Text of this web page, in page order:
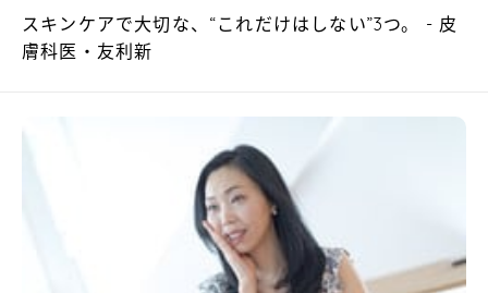
スキンケアで大切な、“これだけはしない”3つ。 - 皮
膚科医・友利新